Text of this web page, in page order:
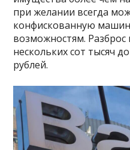
при желании всегда
конфискованную
возможностям. Разброс
нескольких сот тысяч
рублей.